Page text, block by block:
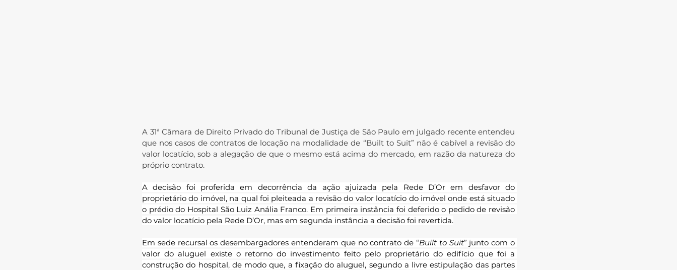
A 31ª Câmara de Direito Privado do Tribunal de Justiça de São Paulo em julgado recente entendeu
que nos casos de contratos de locação na modalidade de “Built to Suit” não é cabível a revisão do
valor locatício, sob a alegação de que o mesmo está acima do mercado, em razão da natureza do
próprio contrato.
A decisão foi proferida em decorrência da ação ajuizada pela Rede D’Or em desfavor do
proprietário do imóvel, na qual foi pleiteada a revisão do valor locatício do imóvel onde está situado
o prédio do Hospital São Luiz Anália Franco. Em primeira instância foi deferido o pedido de revisão
do valor locatício pela Rede D’Or, mas em segunda instância a decisão foi revertida.
Em sede recursal os desembargadores entenderam que no contrato de “Built to Suit” junto com o
valor do aluguel existe o retorno do investimento feito pelo proprietário do edifício que foi a
construção do hospital, de modo que, a fixação do aluguel, segundo a livre estipulação das partes